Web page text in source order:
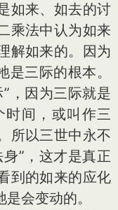
如来、如去的讨
乘法中认为如来
解如来的。因为
是三际的根本。
，因为三际就是
时间，或叫作三
所以三世中永不
”，这才是真正
到的如来的应化
会变动的。